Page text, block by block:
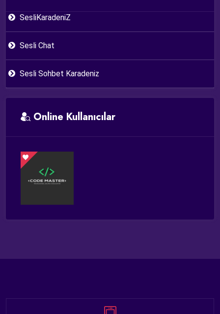
SesliKaradeniZ
Sesli Chat
Sesli Sohbet Karadeniz
Online Kullanıcılar